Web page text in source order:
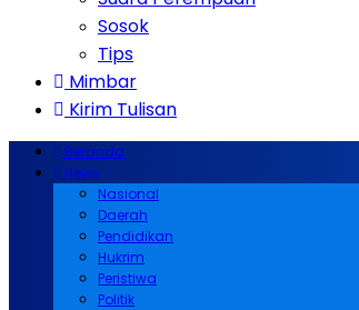
Sosok
Tips
Mimbar
Kirim Tulisan
Beranda
News
Nasional
Daerah
Pendidikan
Hukrim
Peristiwa
Politik